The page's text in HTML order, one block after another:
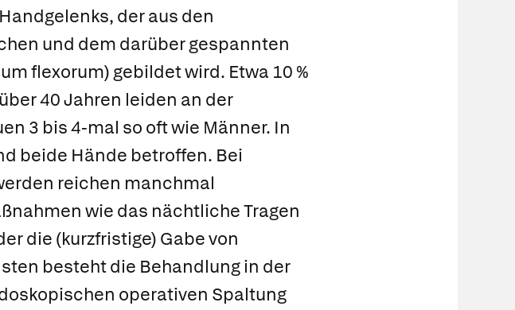
der aus den
und dem darüber gespannten
flexorum) gebildet wird. Etwa 10 %
40 Jahren leiden an der
3 bis 4-mal so oft wie Männer. In
beide Hände betroffen. Bei
reichen manchmal
wie das nächtliche Tragen
die (kurzfristige) Gabe von
besteht die Behandlung in der
operativen Spaltung